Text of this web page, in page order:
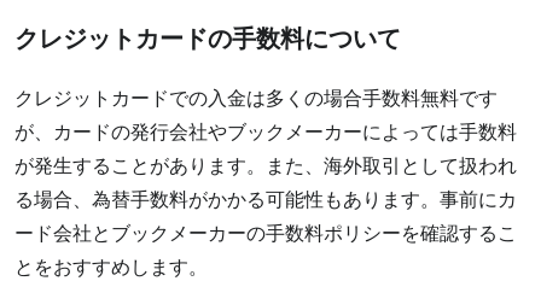
クレジットカードの手数料について
クレジットカードでの入金は多くの場合手数料無料です
が、カードの発行会社やブックメーカーによっては手数料
が発生することがあります。また、海外取引として扱われ
る場合、為替手数料がかかる可能性もあります。事前にカ
ード会社とブックメーカーの手数料ポリシーを確認するこ
とをおすすめします。